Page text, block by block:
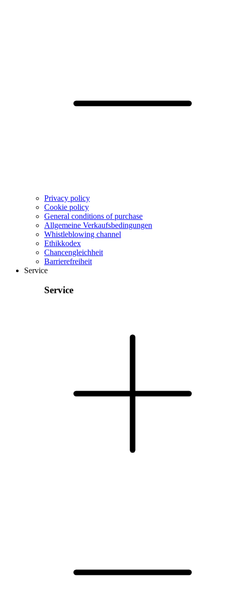
Privacy policy
Cookie policy
General conditions of purchase
Allgemeine Verkaufsbedingungen
Whistleblowing channel
Ethikkodex
Chancengleichheit
Barrierefreiheit
Service
Service